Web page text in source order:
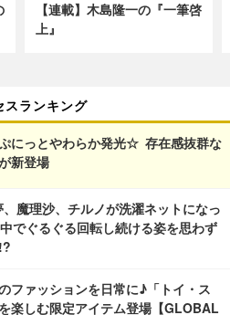
【連載】木島隆一の『一筆啓
上』
スランキング
にっとやわらか発光☆ 存在感抜群な
新登場
、魔理沙、チルノが洗濯ネットになっ
でぐるぐる回転し続ける姿を思わず
ファッションを日常に♪「トイ・ス
楽しむ限定アイテム登場【GLOBAL